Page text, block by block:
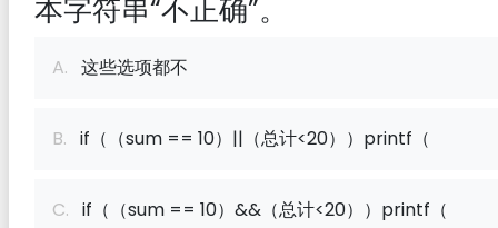
本字符串“不正确”。
A. 这些选项都不
B. if（（sum == 10）||（总计<20））printf（
C. if（（sum == 10）&&（总计<20））printf（